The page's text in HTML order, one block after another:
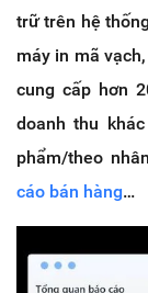
trữ trên hệ
máy in mã
cung cấp hơn
doanh thu
phẩm/theo
cáo bán hàng…